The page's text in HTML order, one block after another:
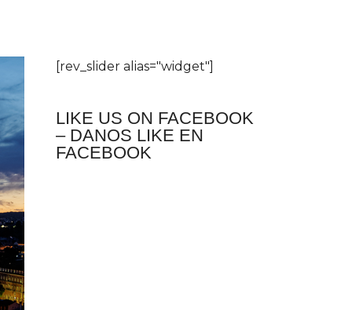
[rev_slider alias="widget"]
LIKE US ON FACEBOOK
– DANOS LIKE EN
FACEBOOK